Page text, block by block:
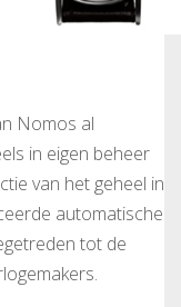
Nomos al
in eigen beheer
van het geheel in
automatische
tot de